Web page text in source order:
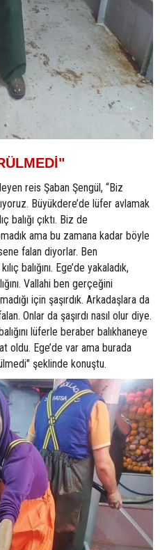
reis Şaban Şengül, “Biz
Büyükdere’de lüfer avlamak
balığı çıktı. Biz de
ama bu zamana kadar böyle
falan diyorlar. Ben
balığını. Ege’de yakaladık,
Vallahi ben gerçeğini
için şaşırdık. Arkadaşlara da
Onlar da şaşırdı nasıl olur diye.
lüferle beraber balıkhaneye
oldu. Ege’de var ama burada
şeklinde konuştu.